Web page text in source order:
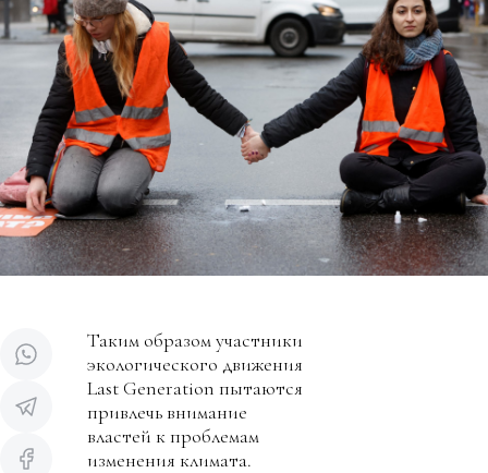
Таким образом участники
экологического движения
Last Generation пытаются
привлечь внимание
властей к проблемам
изменения климата.